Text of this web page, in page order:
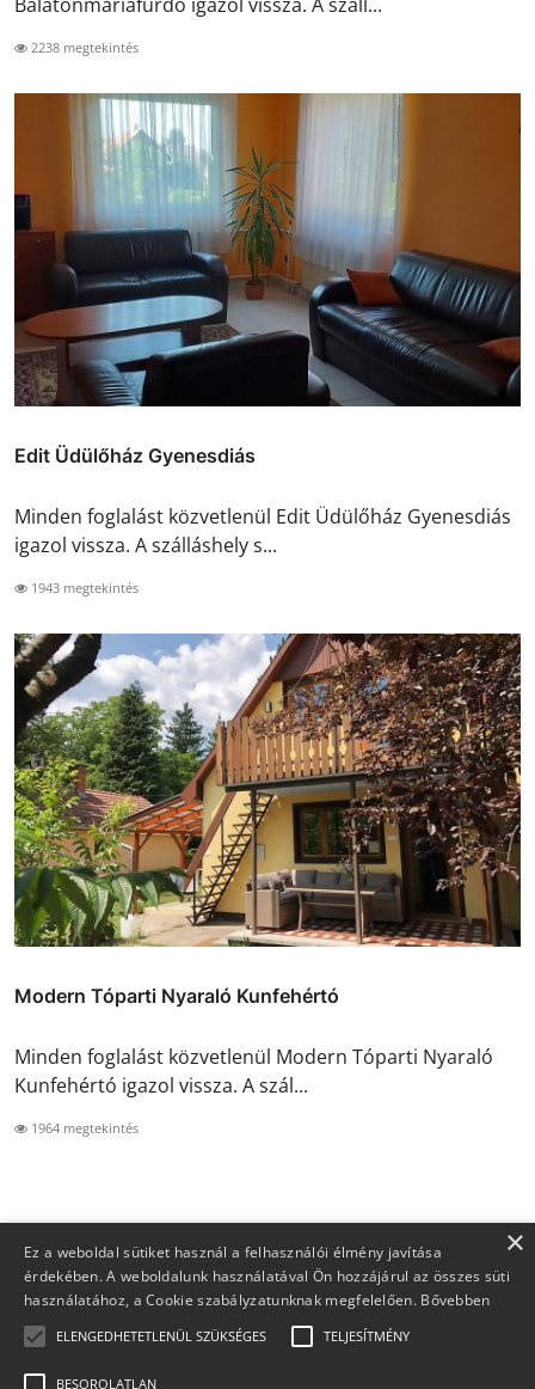
2238 megtekintés
Edit Üdülőház Gyenesdiás
Minden foglalást közvetlenül Edit Üdülőház Gyenesdiás
igazol vissza. A szálláshely s...
1943 megtekintés
Modern Tóparti Nyaraló Kunfehértó
Minden foglalást közvetlenül Modern Tóparti Nyaraló
Kunfehértó igazol vissza. A szál...
1964 megtekintés
×
Ez a weboldal sütiket használ a felhasználói élmény javítása
érdekében. A weboldalunk használatával Ön hozzájárul az összes süti
használatához, a Cookie szabályzatunknak megfelelően. Bővebben
ELENGEDHETETLENÜL SZÜKSÉGES TELJESÍTMÉNY
BESOROLATLAN